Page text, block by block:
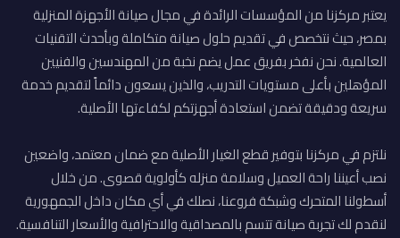
يعتبر مركزنا من المؤسسات الرائدة في مجال صيانة الأجهزة المنزلية
بمصر، حيث نتخصص في تقديم حلول صيانة متكاملة وبأحدث التقنيات
العالمية. نحن نفخر بفريق عمل يضم نخبة من المهندسين والفنيين
المؤهلين بأعلى مستويات التدريب، والذين يسعون دائماً لتقديم خدمة
سريعة ودقيقة تضمن استعادة أجهزتكم لكفاءتها الأصلية.
نلتزم في مركزنا بتوفير قطع الغيار الأصلية مع ضمان معتمد، واضعين
نصب أعيننا راحة العميل وسلامة منزله كأولوية قصوى. من خلال
أسطولنا المتحرك وشبكة فروعنا، نصلك في أي مكان داخل الجمهورية
لنقدم لك تجربة صيانة تتسم بالمصداقية والاحترافية والأسعار التنافسية.